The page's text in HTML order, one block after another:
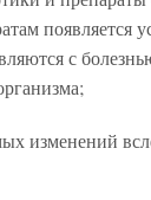
появляется
с
изменений